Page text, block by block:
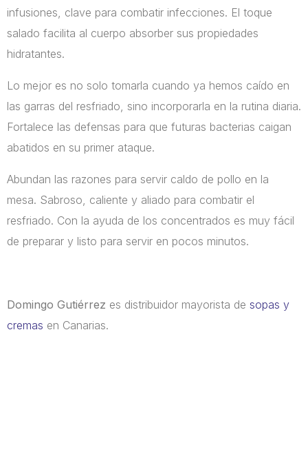
infusiones, clave para combatir infecciones. El toque
salado facilita al cuerpo absorber sus propiedades
hidratantes.
Lo mejor es no solo tomarla cuando ya hemos caído en
las garras del resfriado, sino incorporarla en la rutina diaria.
Fortalece las defensas para que futuras bacterias caigan
abatidos en su primer ataque.
Abundan las razones para servir caldo de pollo en la
mesa. Sabroso, caliente y aliado para combatir el
resfriado. Con la ayuda de los concentrados es muy fácil
de preparar y listo para servir en pocos minutos.
Domingo Gutiérrez es distribuidor mayorista de sopas y
cremas en Canarias.